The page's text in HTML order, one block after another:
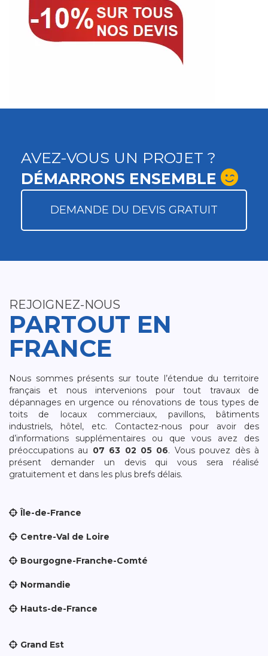
AVEZ-VOUS UN PROJET ?
DÉMARRONS ENSEMBLE
DEMANDE DU DEVIS GRATUIT
REJOIGNEZ-NOUS
PARTOUT EN
FRANCE
Nous sommes présents sur toute l’étendue du territoire
français et nous intervenions pour tout travaux de
dépannages en urgence ou rénovations de tous types de
toits de locaux commerciaux, pavillons, bâtiments
industriels, hôtel, etc. Contactez-nous pour avoir des
d’informations supplémentaires ou que vous avez des
préoccupations au 07 63 02 05 06. Vous pouvez dès à
présent demander un devis qui vous sera réalisé
gratuitement et dans les plus brefs délais.
Île-de-France
Centre-Val de Loire
Bourgogne-Franche-Comté
Normandie
Hauts-de-France
Grand Est